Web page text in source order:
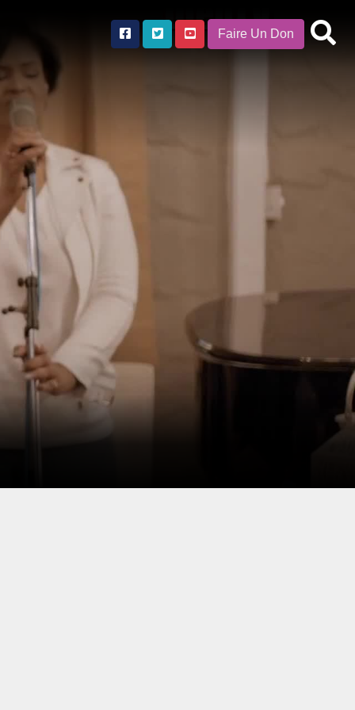
Faire Un Don